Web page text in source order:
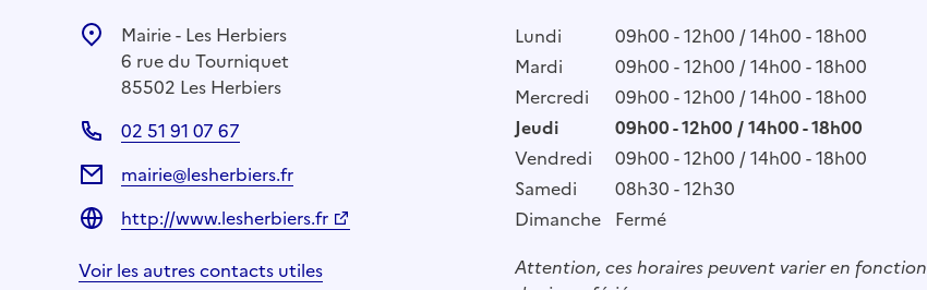
Mairie - Les Herbiers
6 rue du Tourniquet
85502 Les Herbiers
02 51 91 07 67
mairie@lesherbiers.fr
http://www.lesherbiers.fr
Voir les autres contacts utiles
Lundi
09h00 - 12h00 / 14h00 - 18h00
Mardi
09h00 - 12h00 / 14h00 - 18h00
Mercredi
09h00 - 12h00 / 14h00 - 18h00
Jeudi
09h00 - 12h00 / 14h00 - 18h00
Vendredi
09h00 - 12h00 / 14h00 - 18h00
Samedi
08h30 - 12h30
Dimanche Fermé
Attention, ces horaires peuvent varier en fonction